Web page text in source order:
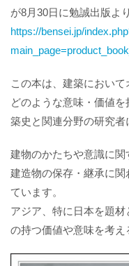
が8月30日に勉誠出版よ
https://bensei.jp/
この本は、建築において
どのような意味・価値
築史と関連分野の研究者
建物のかたちや意識に
建造物の保存・継承に
ています。
アジア、特に日本を題
の持つ価値や意味を考え